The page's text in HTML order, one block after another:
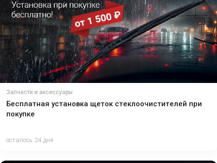
Запчасти и аксессуары
Бесплатная установка щеток стеклоочистителей при
покупке
осталось 24 дня